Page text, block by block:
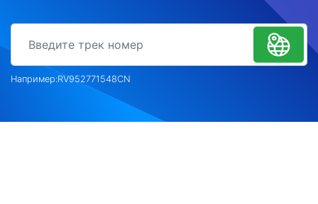
tracking number
Например:RV952771548CN